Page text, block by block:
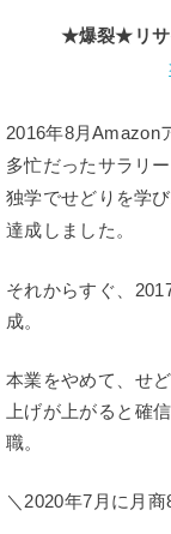
★爆裂★リサ
2016年8月Amazon
多忙だったサラリ
独学でせどりを学
達成しました。
それからすぐ、
成。
本業をやめて、せ
上げが上がると確
職。
＼2020年7月に月